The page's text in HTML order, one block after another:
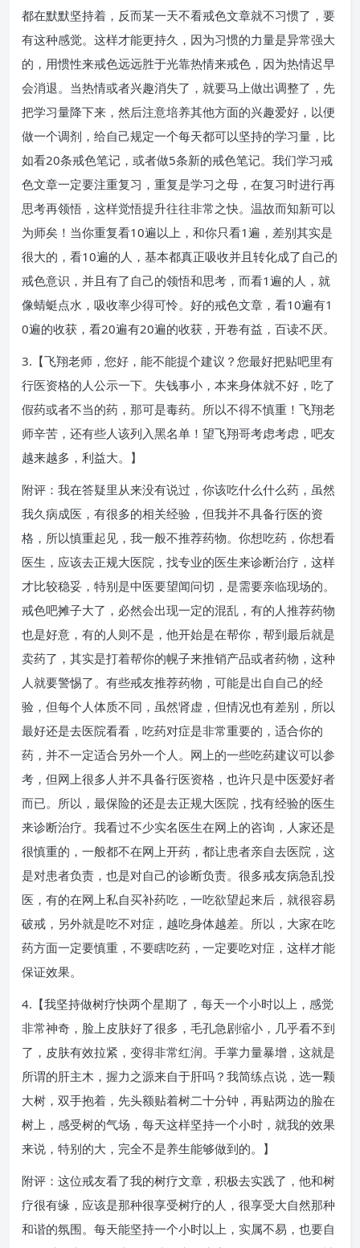
都在默默坚持着，反而某一天不看戒色文章就不习惯了，要
有这种感觉。这样才能更持久，因为习惯的力量是异常强大
的，用惯性来戒色远远胜于光靠热情来戒色，因为热情迟早
会消退。当热情或者兴趣消失了，就要马上做出调整了，先
把学习量降下来，然后注意培养其他方面的兴趣爱好，以便
做一个调剂，给自己规定一个每天都可以坚持的学习量，比
如看20条戒色笔记，或者做5条新的戒色笔记。我们学习戒
色文章一定要注重复习，重复是学习之母，在复习时进行再
思考再领悟，这样觉悟提升往往非常之快。温故而知新可以
为师矣！当你重复看10遍以上，和你只看1遍，差别其实是
很大的，看10遍的人，基本都真正吸收并且转化成了自己的
戒色意识，并且有了自己的领悟和思考，而看1遍的人，就
像蜻蜓点水，吸收率少得可怜。好的戒色文章，看10遍有1
0遍的收获，看20遍有20遍的收获，开卷有益，百读不厌。
3.【飞翔老师，您好，能不能提个建议？您最好把贴吧里有
行医资格的人公示一下。失钱事小，本来身体就不好，吃了
假药或者不当的药，那可是毒药。所以不得不慎重！飞翔老
师辛苦，还有些人该列入黑名单！望飞翔哥考虑考虑，吧友
越来越多，利益大。】
附评：我在答疑里从来没有说过，你该吃什么什么药，虽然
我久病成医，有很多的相关经验，但我并不具备行医的资
格，所以慎重起见，我一般不推荐药物。你想吃药，你想看
医生，应该去正规大医院，找专业的医生来诊断治疗，这样
才比较稳妥，特别是中医要望闻问切，是需要亲临现场的。
戒色吧摊子大了，必然会出现一定的混乱，有的人推荐药物
也是好意，有的人则不是，他开始是在帮你，帮到最后就是
卖药了，其实是打着帮你的幌子来推销产品或者药物，这种
人就要警惕了。有些戒友推荐药物，可能是出自自己的经
验，但每个人体质不同，虽然肾虚，但情况也有差别，所以
最好还是去医院看看，吃药对症是非常重要的，适合你的
药，并不一定适合另外一个人。网上的一些吃药建议可以参
考，但网上很多人并不具备行医资格，也许只是中医爱好者
而已。所以，最保险的还是去正规大医院，找有经验的医生
来诊断治疗。我看过不少实名医生在网上的咨询，人家还是
很慎重的，一般都不在网上开药，都让患者亲自去医院，这
是对患者负责，也是对自己的诊断负责。很多戒友病急乱投
医，有的在网上私自买补药吃，一吃欲望起来后，就很容易
破戒，另外就是吃不对症，越吃身体越差。所以，大家在吃
药方面一定要慎重，不要瞎吃药，一定要吃对症，这样才能
保证效果。
4.【我坚持做树疗快两个星期了，每天一个小时以上，感觉
非常神奇，脸上皮肤好了很多，毛孔急剧缩小，几乎看不到
了，皮肤有效拉紧，变得非常红润。手掌力量暴增，这就是
所谓的肝主木，握力之源来自于肝吗？我简练点说，选一颗
大树，双手抱着，先头额贴着树二十分钟，再贴两边的脸在
树上，感受树的气场，每天这样坚持一个小时，就我的效果
来说，特别的大，完全不是养生能够做到的。】
附评：这位戒友看了我的树疗文章，积极去实践了，他和树
疗很有缘，应该是那种很享受树疗的人，很享受大自然那种
和谐的氛围。每天能坚持一个小时以上，实属不易，也要自